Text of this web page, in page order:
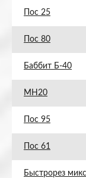
Пос 25
Пос 80
Баббит Б-40
МН20
Пос 95
Пос 61
Быстрорез микс